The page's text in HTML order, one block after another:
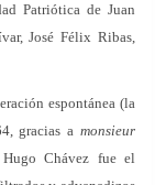
Patriótica de Juan
José Félix Ribas,
espontánea (la
gracias a monsieur
Chávez fue el